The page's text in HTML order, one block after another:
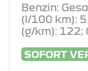
Benzin:
(l/100 km):
(g/km): 122;
SOFORT